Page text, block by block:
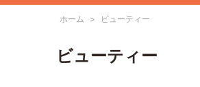
ホーム > ビューティー
ビューティー